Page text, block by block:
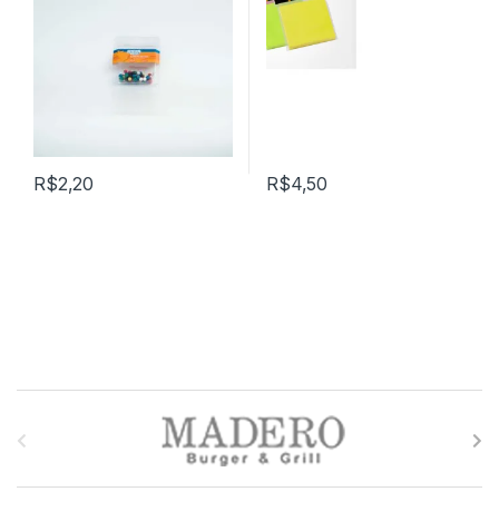
R$2,20 R$4,50